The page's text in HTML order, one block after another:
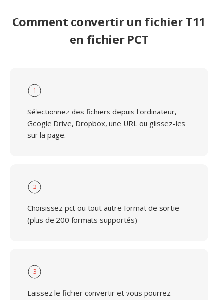
Comment convertir un fichier T11
en fichier PCT
1
Sélectionnez des fichiers depuis l'ordinateur,
Google Drive, Dropbox, une URL ou glissez-les
sur la page.
2
Choisissez pct ou tout autre format de sortie
(plus de 200 formats supportés)
3
Laissez le fichier convertir et vous pourrez